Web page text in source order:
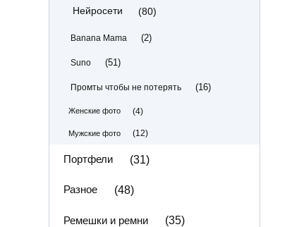
Нейросети (80)
Banana Mama (2)
Suno (51)
Промты чтобы не потерять (16)
Женские фото (4)
Мужские фото (12)
Портфели (31)
Разное (48)
Ремешки и ремни (35)